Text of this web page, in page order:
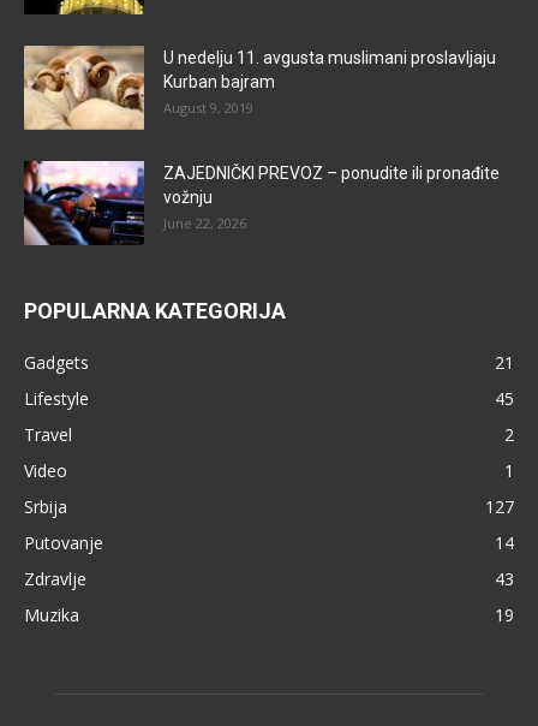
U nedelju 11. avgusta muslimani proslavljaju
Kurban bajram
August 9, 2019
ZAJEDNIČKI PREVOZ – ponudite ili pronađite
vožnju
June 22, 2026
POPULARNA KATEGORIJA
Gadgets
21
Lifestyle
45
Travel
2
Video
1
Srbija
127
Putovanje
14
Zdravlje
43
Muzika
19